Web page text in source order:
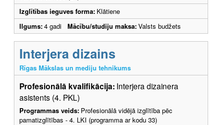
Izglītības ieguves forma: Klātiene
Ilgums:4 gadi Mācību/studiju maksa:Valsts budžets
Interjera dizains
Rīgas Mākslas un mediju tehnikums
Profesionālā kvalifikācija: Interjera dizainera
asistents (4. PKL)
Programmas veids: Profesionālā vidējā izglītība pēc
pamatizglītības - 4. LKI (programma ar kodu 33)